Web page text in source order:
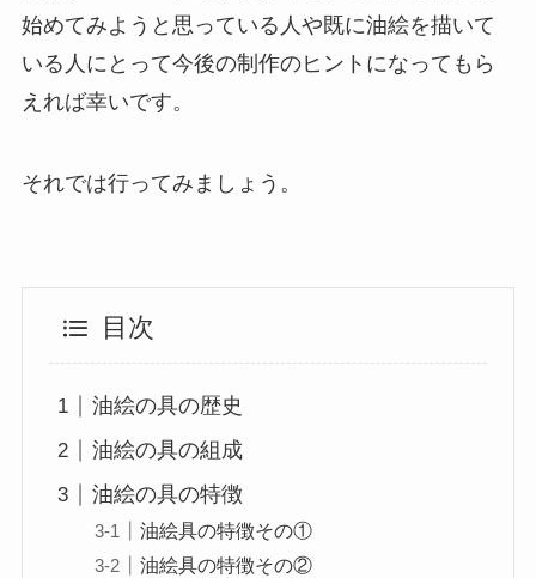
始めてみようと思っている人や既に油絵を描いて
いる人にとって今後の制作のヒントになってもら
えれば幸いです。
それでは行ってみましょう。
目次
油絵の具の歴史
油絵の具の組成
油絵の具の特徴
油絵具の特徴その①
油絵具の特徴その②